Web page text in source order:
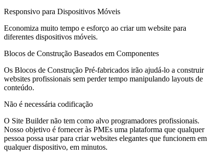
Responsivo para Dispositivos Móveis
Economiza muito tempo e esforço ao criar um website para
diferentes dispositivos móveis.
Blocos de Construção Baseados em Componentes
Os Blocos de Construção Pré-fabricados irão ajudá-lo a construir
websites profissionais sem perder tempo manipulando layouts de
conteúdo.
Não é necessária codificação
O Site Builder não tem como alvo programadores profissionais.
Nosso objetivo é fornecer às PMEs uma plataforma que qualquer
pessoa possa usar para criar websites elegantes que funcionem em
qualquer dispositivo, em minutos.